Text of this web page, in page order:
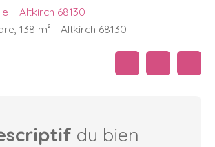
Altkirch 68130
138 m² - Altkirch 68130
du bien